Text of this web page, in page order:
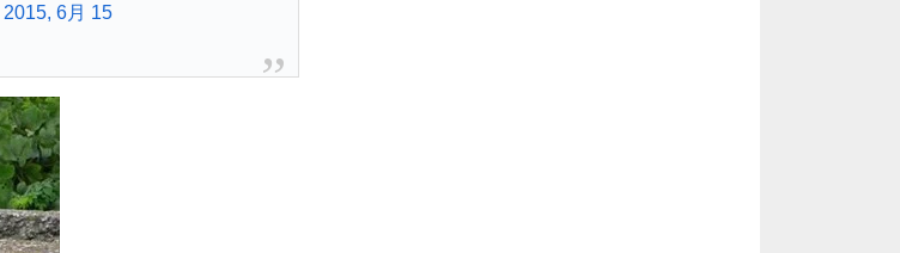
2015, 6月 15